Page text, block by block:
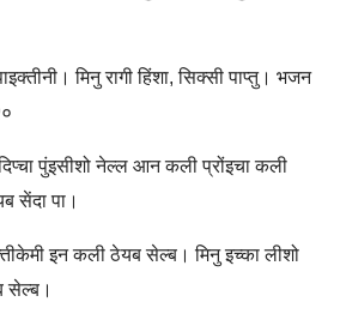
मिनु रागी हिंशा, सिक्‍सी पाप्‍तु। भजन
पुंइसीशो नेल्‍ल आन कली प्रोंइचा कली
सेंदा पा।
इन कली ठेयब सेल्‍ब। मिनु इच्‍का ली‍शो
सेल्‍ब।